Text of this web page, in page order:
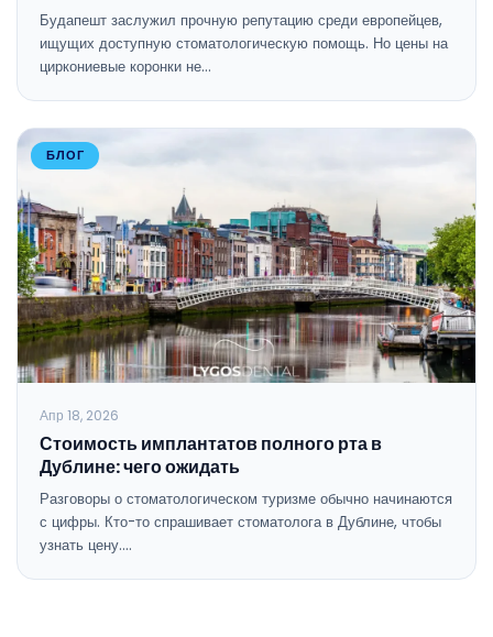
Будапешт заслужил прочную репутацию среди европейцев,
ищущих доступную стоматологическую помощь. Но цены на
циркониевые коронки не…
БЛОГ
Апр 18, 2026
Стоимость имплантатов полного рта в
Дублине: чего ожидать
Разговоры о стоматологическом туризме обычно начинаются
с цифры. Кто-то спрашивает стоматолога в Дублине, чтобы
узнать цену.…